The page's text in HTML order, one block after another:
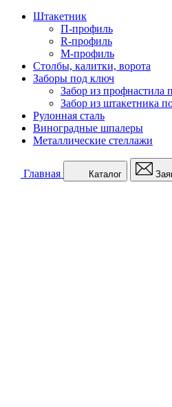
Штакетник
П-профиль
R-профиль
М-профиль
Столбы, калитки, ворота
Заборы под ключ
Забор из профнастила
Забор из штакетника
Рулонная сталь
Виноградные шпалеры
Металлические стеллажи
Главная Каталог